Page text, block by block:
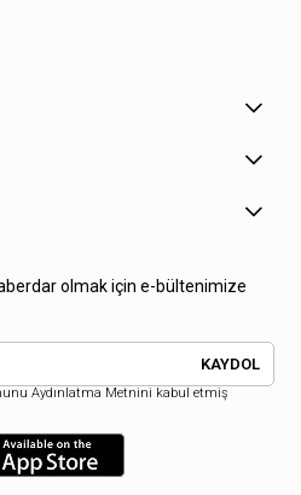
olmak için e-bültenimize
KAYDOL
Aydınlatma Metnini kabul etmiş